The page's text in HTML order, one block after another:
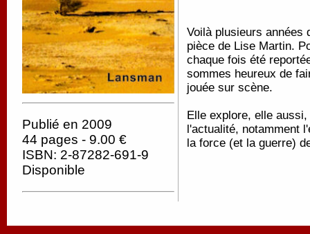
Publié en 2009
44 pages - 9.00 €
ISBN: 2-87282-691-9
Disponible
Voilà plusieurs années
pièce de Lise Martin.
chaque fois été
sommes heureux de
jouée sur scène.
Elle explore, elle
l'actualité, notamment
la force (et la guerre)